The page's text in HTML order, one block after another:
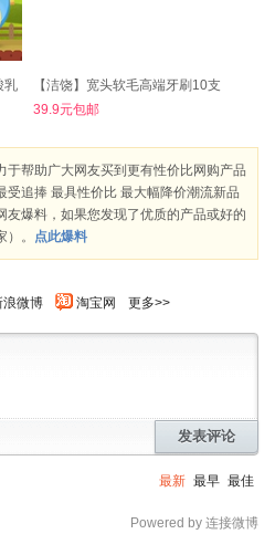
乳
【洁饶】宽头软毛高端牙刷10支
39.9元包邮
于帮助广大网友买到更有性价比网购产品
追捧 最具性价比 最大幅降价潮流新品
友爆料，如果您发现了优质的产品或好的
。 点此爆料
浪微博 淘宝网 更多>>
发表评论
最新 最早 最佳
Powered by 连接微博